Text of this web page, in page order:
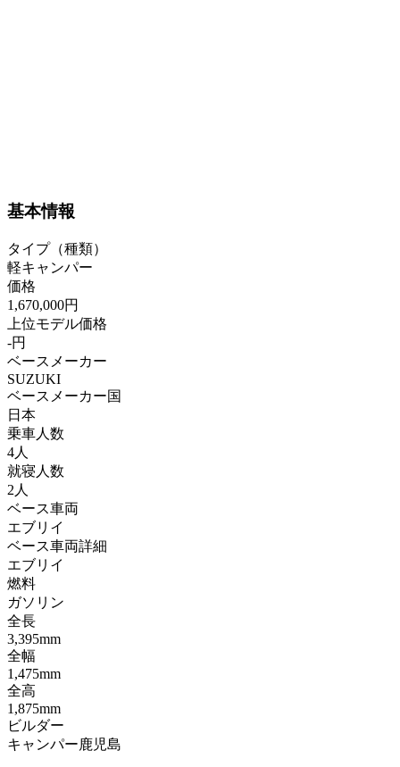
基本情報
タイプ（種類）
軽キャンパー
価格
1,670,000円
上位モデル価格
-円
ベースメーカー
SUZUKI
ベースメーカー国
日本
乗車人数
4人
就寝人数
2人
ベース車両
エブリイ
ベース車両詳細
エブリイ
燃料
ガソリン
全長
3,395mm
全幅
1,475mm
全高
1,875mm
ビルダー
キャンパー鹿児島